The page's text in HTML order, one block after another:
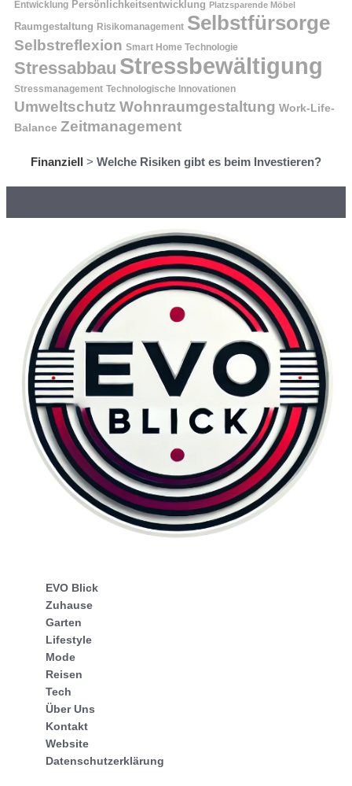
Entwicklung Persönlichkeitsentwicklung Platzsparende Möbel
Raumgestaltung Risikomanagement Selbstfürsorge
Selbstreflexion Smart Home Technologie
Stressabbau Stressbewältigung
Stressmanagement Technologische Innovationen
Umweltschutz Wohnraumgestaltung Work-Life-
Balance Zeitmanagement
Finanziell > Welche Risiken gibt es beim Investieren?
EVO Blick
Zuhause
Garten
Lifestyle
Mode
Reisen
Tech
Über Uns
Kontakt
Website
Datenschutzerklärung